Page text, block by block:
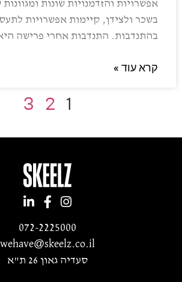
אפשרויות והזדמנויות שונות
בשכר ולצידן, קיימות אפשרויות
בהתנדבות. התנדבות אחרי פרישה
קרא עוד »
1
2
3
072-2225000
wehave@skeelz.co.il
סעדיה גאון 26 ת"א